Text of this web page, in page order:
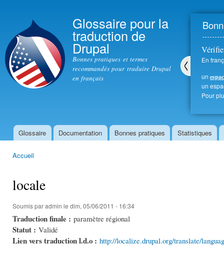
Glossaire pour la
traduction de
Drupal
Bonnes pratiques et termes
recommandés pour traduire Drupal
en français
En
un
un
Pour
Menu principal
Glossaire Documentation Bonnes pratiques Statistiques
Accueil
locale
Soumis paradmin le dim, 05/06/2011 - 16:34
Traduction finale : paramètre régional
Statut : Validé
Lien vers traduction l.d.o : http://localize.drupal.org/translate/